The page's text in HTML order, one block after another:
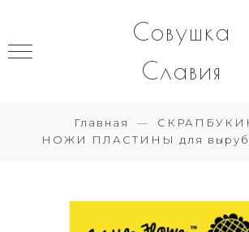
Совушка
Славия
Главная
НОЖИ ПЛАСТИНЫ для